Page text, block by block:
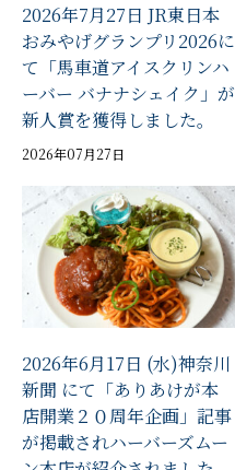
2026年7月27日 JR東日本
おみやげグランプリ2026に
て「馬車道アイスクリンハ
ーバー バナナシェイク」が
新人賞を獲得しました。
2026年07月27日
2026年6月17日 (水)神奈川
新聞 にて「ありあけが本
店開業２０周年企画」記事
が掲載されハーバーズムー